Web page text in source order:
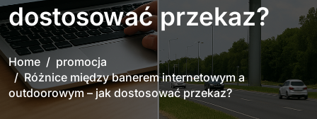
dostosować przekaz?
Home
promocja
Różnice między banerem internetowym a
outdoorowym – jak dostosować przekaz?